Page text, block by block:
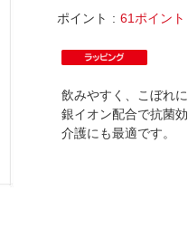
ご
ご利
ポイント
61ポイント
飲みやすく、こぼれ
銀イオン配合で抗菌
介護にも最適です